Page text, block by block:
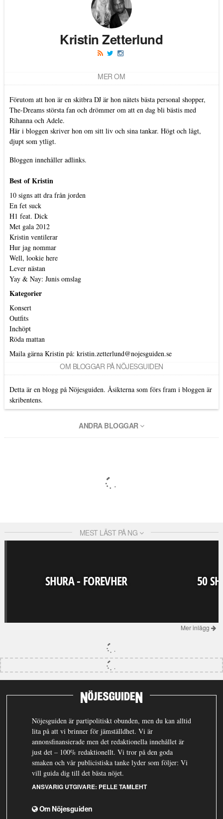
Kristin Zetterlund
MER OM
Förutom att hon är en skitbra DJ är hon nätets bästa personal shopper,
The-Dreams största fan och drömmer om att en dag bli bästis med
Rihanna och Adele.
Här i bloggen skriver hon om sitt liv och sina tankar. Högt och lågt,
djupt som ytligt.
Bloggen innehåller adlinks.
Best of Kristin
10 signs att dra från jorden
En fet suck
H1 feat. Dick
Met gala 2012
Kristin ventilerar
Hur jag nommar
Well, lookie here
Lever nästan
Yay & Nay: Junis omslag
Kategorier
Konsert
Outfits
Inchöpt
Röda mattan
Maila gärna Kristin på: kristin.zetterlund@nojesguiden.se
OM BLOGGAR PÅ NÖJESGUIDEN
Detta är en blogg på Nöjesguiden. Åsikterna som förs fram i bloggen är
skribentens.
ANDRA BLOGGAR
MEST LÄST PÅ NG
SHURA - FOREVHER 50
Mer inlägg
Nöjesguiden är partipolitiskt obunden, men du kan alltid
lita på att vi brinner för jämställdhet. Vi är
annonsfinansierade men det redaktionella innehållet är
just det – 100% redaktionellt. Vi tror på den goda
smaken och vår publicistiska tanke lyder som följer: Vi
vill guida dig till det bästa nöjet.
ANSVARIG UTGIVARE: PELLE TAMLEHT
Om Nöjesguiden